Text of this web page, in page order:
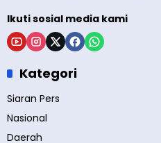
Ikuti sosial media kami
Kategori
Siaran Pers
Nasional
Daerah